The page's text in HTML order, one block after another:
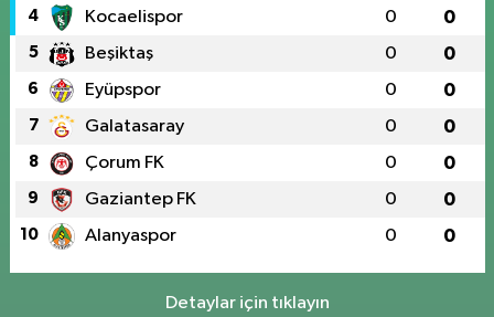
4 Kocaelispor 0 0
5 Beşiktaş 0 0
6 Eyüpspor 0 0
7 Galatasaray 0 0
8 Çorum FK 0 0
9 Gaziantep FK 0 0
10 Alanyaspor 0 0
Detaylar için tıklayın